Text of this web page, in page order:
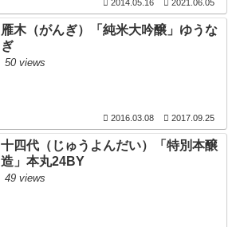
2014.05.16 2021.06.05
雁木（がんぎ）「純米大吟醸」ゆうな
ぎ
50 views
2016.03.08 2017.09.25
十四代（じゅうよんだい）「特別本醸
造」本丸24BY
49 views